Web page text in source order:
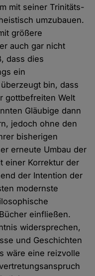
mit seiner Trinitäts-
umzubauen.
größere
auch gar nicht
dass dies
ein
bin, dass
gottbefreiten Welt
Gläubige dann
jedoch ohne den
bisherigen
erneute Umbau der
einer Korrektur der
der Intention der
modernste
einfließen.
widersprechen,
und Geschichten
wäre eine reizvolle